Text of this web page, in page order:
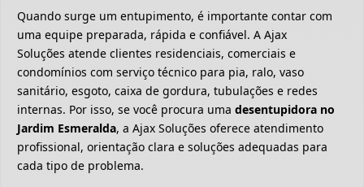
Quando surge um entupimento, é importante contar com
uma equipe preparada, rápida e confiável. A Ajax
Soluções atende clientes residenciais, comerciais e
condomínios com serviço técnico para pia, ralo, vaso
sanitário, esgoto, caixa de gordura, tubulações e redes
internas. Por isso, se você procura uma desentupidora no
Jardim Esmeralda, a Ajax Soluções oferece atendimento
profissional, orientação clara e soluções adequadas para
cada tipo de problema.